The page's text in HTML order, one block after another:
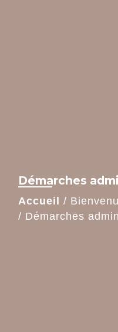
Démarches
Accueil /
/ Démarches